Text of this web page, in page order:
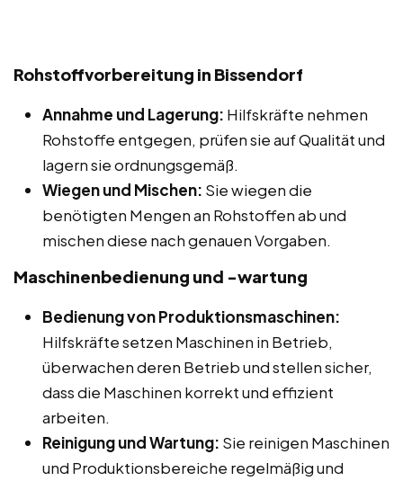
Rohstoffvorbereitung in Bissendorf
Annahme und Lagerung: Hilfskräfte nehmen
Rohstoffe entgegen, prüfen sie auf Qualität und
lagern sie ordnungsgemäß.
Wiegen und Mischen: Sie wiegen die
benötigten Mengen an Rohstoffen ab und
mischen diese nach genauen Vorgaben.
Maschinenbedienung und -wartung
Bedienung von Produktionsmaschinen:
Hilfskräfte setzen Maschinen in Betrieb,
überwachen deren Betrieb und stellen sicher,
dass die Maschinen korrekt und effizient
arbeiten.
Reinigung und Wartung: Sie reinigen Maschinen
und Produktionsbereiche regelmäßig und